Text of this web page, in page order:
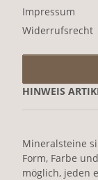
Impressum
Widerrufsrecht
HINWEIS
Mineralsteine
Form, Farbe
möglich, jeden